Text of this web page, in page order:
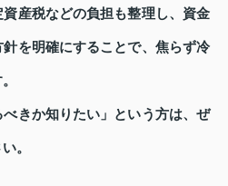
産税などの負担も整理し、資金
を明確にすることで、焦らず冷
べきか知りたい」という方は、ぜ
。